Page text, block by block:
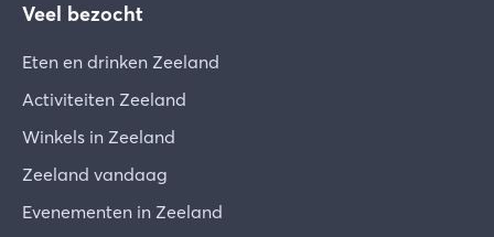
Veel bezocht
Eten en drinken Zeeland
Activiteiten Zeeland
Winkels in Zeeland
Zeeland vandaag
Evenementen in Zeeland